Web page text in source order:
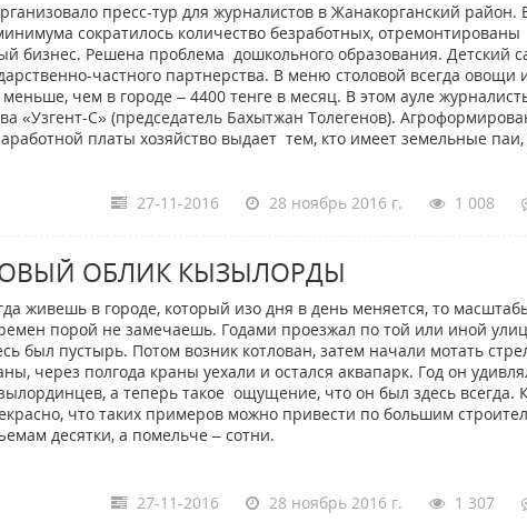
пресс-тур для журналистов в Жанакорганский район.
сократилось количество безработных, отремонтированы
бизнес. Решена проблема дошкольного образования. Детский
частного партнерства. В меню столовой всегда овощи
чем в городе – 4400 тенге в месяц. В этом ауле
«Узгент-С» (председатель Бахытжан Толегенов).
платы хозяйство выдает тем, кто имеет земельные
27-11-2016 28 ноябрь 2016 г. 1 008
ОБЛИК КЫЗЫЛОРДЫ
живешь в городе, который изо дня в день меняется, то
порой не замечаешь. Годами проезжал по той или иной
был пустырь. Потом возник котлован, затем начали мотать
через полгода краны уехали и остался аквапарк. Год он
а теперь такое ощущение, что он был здесь всегда.
что таких примеров можно привести по большим
десятки, а помельче – сотни.
27-11-2016 28 ноябрь 2016 г. 1 307